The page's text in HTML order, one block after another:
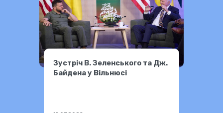
Зустріч В. Зеленського та Дж.
Байдена у Вільнюсі